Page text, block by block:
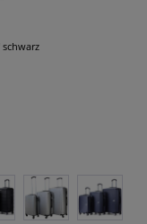
schwarz